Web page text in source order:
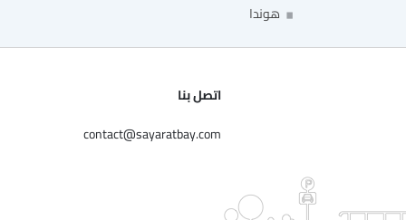
هوندا
اتصل بنا
contact@sayaratbay.com